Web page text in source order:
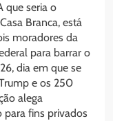
que seria o
Branca, está
moradores da
para barrar o
dia em que se
e os 250
alega
para fins privados